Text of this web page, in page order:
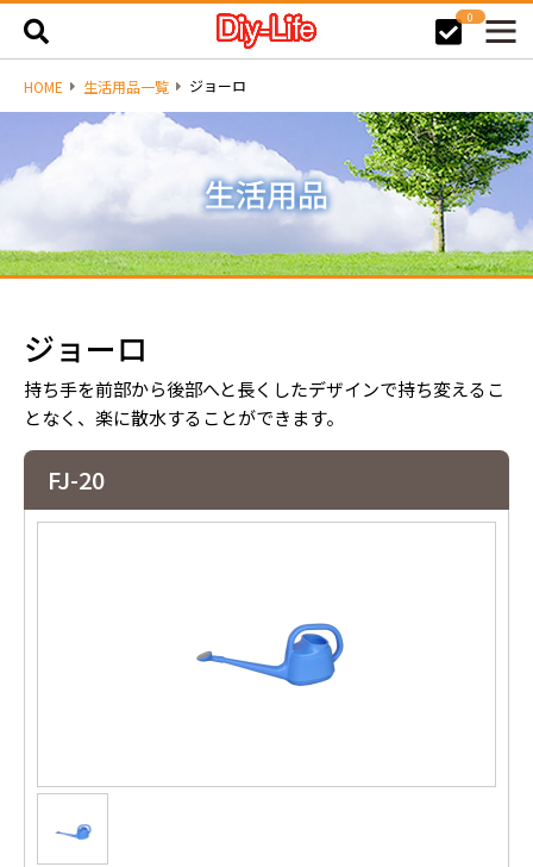
0
HOME 生活用品一覧 ジョーロ
ジョーロ
持ち手を前部から後部へと長くしたデザインで持ち変えるこ
となく、楽に散水することができます。
FJ-20